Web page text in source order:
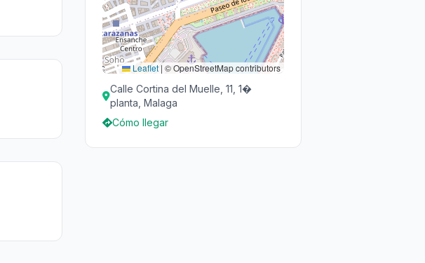
Leaflet | © OpenStreetMap contributors
Calle Cortina del Muelle, 11, 1�
planta, Malaga
Cómo llegar